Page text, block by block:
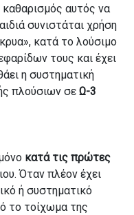
αυτός να
συνιστάται χρήση
κατά το λούσιμο
τους και έχει
η συστηματική
πλούσιων σε Ω-3
κατά τις πρώτες
Όταν πλέον έχει
ή συστηματικό
το τοίχωμα της